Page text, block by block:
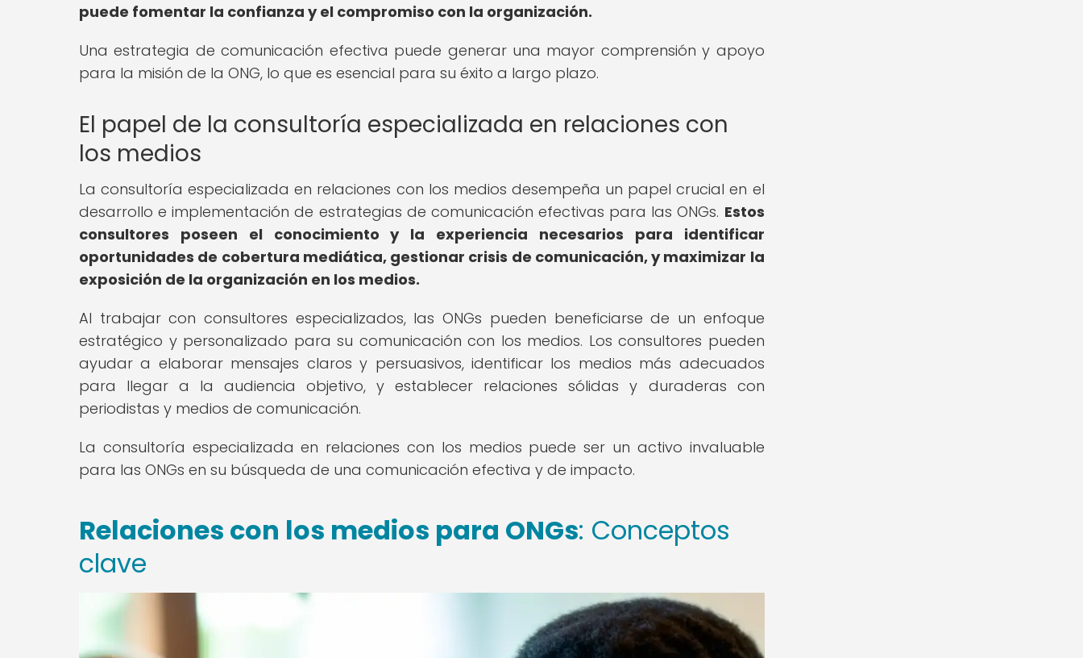
puede fomentar la confianza y el compromiso con la organización.
Una estrategia de comunicación efectiva puede generar una mayor comprensión y apoyo
para la misión de la ONG, lo que es esencial para su éxito a largo plazo.
El papel de la consultoría especializada en relaciones con
los medios
La consultoría especializada en relaciones con los medios desempeña un papel crucial en el
desarrollo e implementación de estrategias de comunicación efectivas para las ONGs. Estos
consultores poseen el conocimiento y la experiencia necesarios para identificar
oportunidades de cobertura mediática, gestionar crisis de comunicación, y maximizar la
exposición de la organización en los medios.
Al trabajar con consultores especializados, las ONGs pueden beneficiarse de un enfoque
estratégico y personalizado para su comunicación con los medios. Los consultores pueden
ayudar a elaborar mensajes claros y persuasivos, identificar los medios más adecuados
para llegar a la audiencia objetivo, y establecer relaciones sólidas y duraderas con
periodistas y medios de comunicación.
La consultoría especializada en relaciones con los medios puede ser un activo invaluable
para las ONGs en su búsqueda de una comunicación efectiva y de impacto.
Relaciones con los medios para ONGs: Conceptos
clave